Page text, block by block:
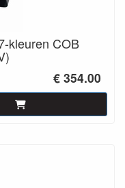
kleuren COB
€ 354.00